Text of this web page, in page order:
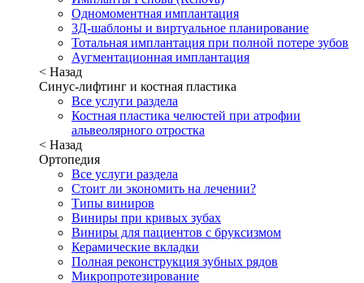
Одномоментная имплантация
3Д-шаблоны и виртуальное планирование
Тотальная имплантация при полной потере зубов
Аугментационная имплантация
< Назад
Синус-лифтинг и костная пластика
Все услуги раздела
Костная пластика челюстей при атрофии
альвеолярного отростка
< Назад
Ортопедия
Все услуги раздела
Стоит ли экономить на лечении?
Типы виниров
Виниры при кривых зубах
Виниры для пациентов с бруксизмом
Керамические вкладки
Полная реконструкция зубных рядов
Микропротезирование